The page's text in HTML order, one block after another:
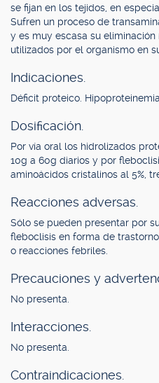
se fijan en los tejidos, en
Sufren un proceso de
y es muy escasa su
utilizados por el organismo en
Indicaciones.
Déficit proteico.
Dosificación.
Por vía oral los hidrolizados
10g a 60g diarios y por
aminoácidos cristalinos al 5%,
Reacciones adversas.
Sólo se pueden presentar por
fleboclisis en forma de
o reacciones febriles.
Precauciones y
No presenta.
Interacciones.
No presenta.
Contraindicaciones.